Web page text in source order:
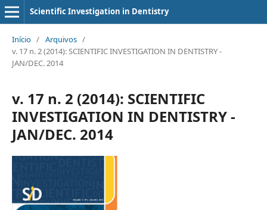
Scientific Investigation in Dentistry
Início / Arquivos /
v. 17 n. 2 (2014): SCIENTIFIC INVESTIGATION IN DENTISTRY -
JAN/DEC. 2014
v. 17 n. 2 (2014): SCIENTIFIC
INVESTIGATION IN DENTISTRY -
JAN/DEC. 2014